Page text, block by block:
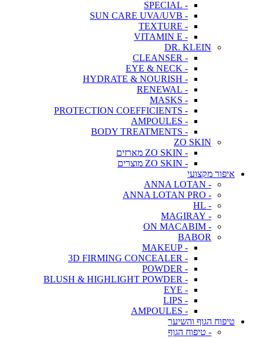
- SPECIAL
- SUN CARE UVA/UVB
- TEXTURE
- VITAMIN E
DR. KLEIN
- CLEANSER
- EYE & NECK
- HYDRATE & NOURISH
- RENEWAL
- MASKS
- PROTECTION COEFFICIENTS
- AMPOULES
- BODY TREATMENTS
ZO SKIN
- ZO SKIN מארזים
- ZO SKIN מוצרים
איפור מקצועי
- ANNA LOTAN
- ANNA LOTAN PRO
- HL
- MAGIRAY
- ON MACABIM
BABOR
- MAKEUP
- 3D FIRMING CONCEALER
- POWDER
- BLUSH & HIGHLIGHT POWDER
- EYE
- LIPS
- AMPOULES
טיפוח הגוף והשיער
- טיפוח הגוף